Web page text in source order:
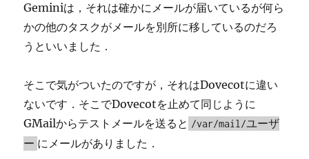
Geminiは，それは確かにメールが届いているが何ら
かの他のタスクがメールを別所に移しているのだろ
うといいました．
そこで気がついたのですが，それはDovecotに違い
ないです．そこでDovecotを止めて同じように
GMailからテストメールを送ると /var/mail/ユーザ
ー にメールがありました．